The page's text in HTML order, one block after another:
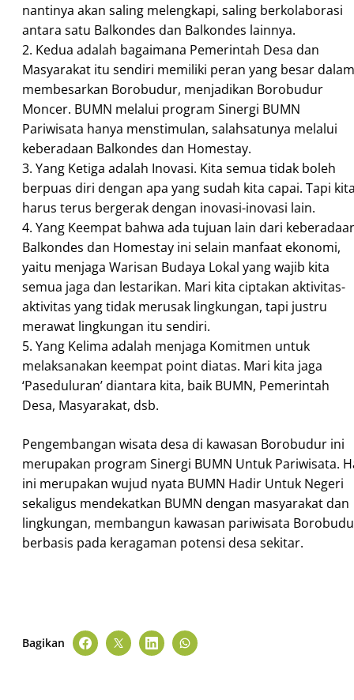
nantinya akan saling melengkapi, saling berkolaborasi
antara satu Balkondes dan Balkondes lainnya.
2. Kedua adalah bagaimana Pemerintah Desa dan
Masyarakat itu sendiri memiliki peran yang besar dalam
membesarkan Borobudur, menjadikan Borobudur
Moncer. BUMN melalui program Sinergi BUMN
Pariwisata hanya menstimulan, salahsatunya melalui
keberadaan Balkondes dan Homestay.
3. Yang Ketiga adalah Inovasi. Kita semua tidak boleh
berpuas diri dengan apa yang sudah kita capai. Tapi
harus terus bergerak dengan inovasi-inovasi lain.
4. Yang Keempat bahwa ada tujuan lain dari
Balkondes dan Homestay ini selain manfaat ekonomi,
yaitu menjaga Warisan Budaya Lokal yang wajib kita
semua jaga dan lestarikan. Mari kita ciptakan aktivitas-
aktivitas yang tidak merusak lingkungan, tapi justru
merawat lingkungan itu sendiri.
5. Yang Kelima adalah menjaga Komitmen untuk
melaksanakan keempat point diatas. Mari kita jaga
‘Paseduluran’ diantara kita, baik BUMN, Pemerintah
Desa, Masyarakat, dsb.
Pengembangan wisata desa di kawasan Borobudur ini
merupakan program Sinergi BUMN Untuk Pariwisata.
ini merupakan wujud nyata BUMN Hadir Untuk Negeri
sekaligus mendekatkan BUMN dengan masyarakat dan
lingkungan, membangun kawasan pariwisata
berbasis pada keragaman potensi desa sekitar.
Bagikan